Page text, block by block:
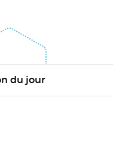
du jour